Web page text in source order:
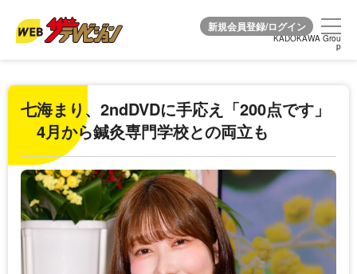
KADOKAWA Grou
p
KADOKAWA Grou
p
七海まり、2ndDVDに手応え「200点です」
4月から鍼灸専門学校との両立も